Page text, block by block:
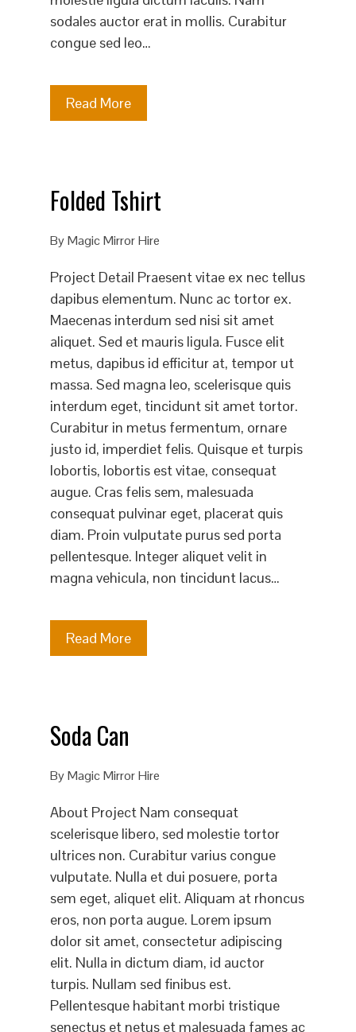
sodales auctor erat in mollis. Curabitur
congue sed leo…
Read More
Folded Tshirt
ByMagic Mirror Hire
Project Detail Praesent vitae ex nec tellus
dapibus elementum. Nunc ac tortor ex.
Maecenas interdum sed nisi sit amet
aliquet. Sed et mauris ligula. Fusce elit
metus, dapibus id efficitur at, tempor ut
massa. Sed magna leo, scelerisque quis
interdum eget, tincidunt sit amet tortor.
Curabitur in metus fermentum, ornare
justo id, imperdiet felis. Quisque et turpis
lobortis, lobortis est vitae, consequat
augue. Cras felis sem, malesuada
consequat pulvinar eget, placerat quis
diam. Proin vulputate purus sed porta
pellentesque. Integer aliquet velit in
magna vehicula, non tincidunt lacus…
Read More
Soda Can
ByMagic Mirror Hire
About Project Nam consequat
scelerisque libero, sed molestie tortor
ultrices non. Curabitur varius congue
vulputate. Nulla et dui posuere, porta
sem eget, aliquet elit. Aliquam at rhoncus
eros, non porta augue. Lorem ipsum
dolor sit amet, consectetur adipiscing
elit. Nulla in dictum diam, id auctor
turpis. Nullam sed finibus est.
Pellentesque habitant morbi tristique
senectus et netus et malesuada fames ac